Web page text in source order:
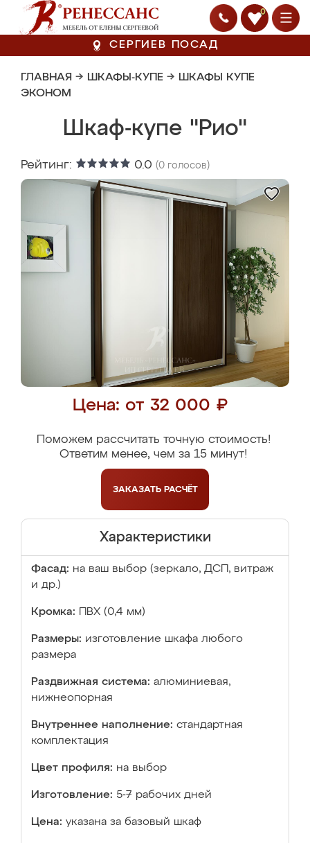
0
СЕРГИЕВ ПОСАД
ГЛАВНАЯ → ШКАФЫ-КУПЕ → ШКАФЫ КУПЕ
ЭКОНОМ
Шкаф-купе "Рио"
Рейтинг: 0.0 (0 голосов)
Цена: от 32 000 ₽
Поможем рассчитать точную стоимость!
Ответим менее, чем за 15 минут!
ЗАКАЗАТЬ РАСЧЁТ
Характеристики
Фасад: на ваш выбор (зеркало, ДСП, витраж
и др.)
Кромка: ПВХ (0,4 мм)
Размеры: изготовление шкафа любого
размера
Раздвижная система: алюминиевая,
нижнеопорная
Внутреннее наполнение: стандартная
комплектация
Цвет профиля: на выбор
Изготовление: 5-7 рабочих дней
Цена: указана за базовый шкаф